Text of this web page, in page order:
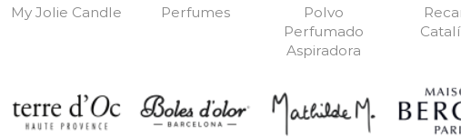
My Jolie Candle Perfumes
Polvo
Perfumado
Aspiradora